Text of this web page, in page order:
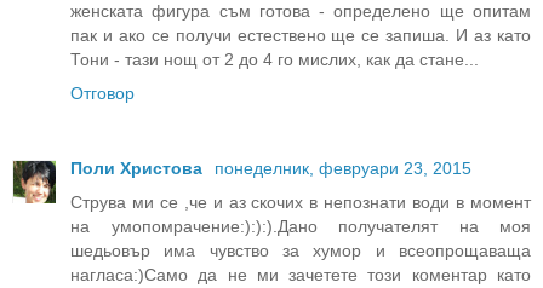
женската фигура съм готова - определено ще опитам
пак и ако се получи естествено ще се запиша. И аз като
Тони - тази нощ от 2 до 4 го мислих, как да стане...
Отговор
Поли Христова
понеделник, февруари 23, 2015
Струва ми се ,че и аз скочих в непознати води в момент
на умопомрачение:):):).Дано получателят на моя
шедьовър има чувство за хумор и всеопрощаваща
нагласа:)Само да не ми зачетете този коментар като